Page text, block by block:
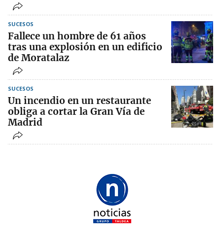
SUCESOS
Fallece un hombre de 61 años
tras una explosión en un edificio
de Moratalaz
SUCESOS
Un incendio en un restaurante
obliga a cortar la Gran Vía de
Madrid